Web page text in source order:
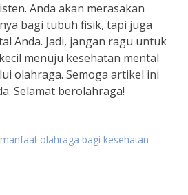
Anda akan merasakan
bagi tubuh fisik, tapi juga
Anda. Jadi, jangan ragu untuk
menuju kesehatan mental
olahraga. Semoga artikel ini
Selamat berolahraga!
manfaat olahraga bagi kesehatan